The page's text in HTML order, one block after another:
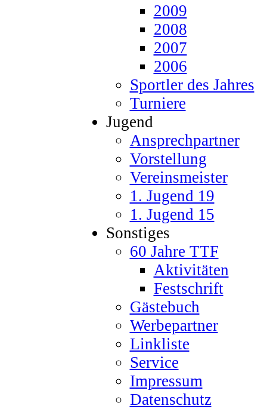
2009
2008
2007
2006
Sportler des Jahres
Turniere
Jugend
Ansprechpartner
Vorstellung
Vereinsmeister
1. Jugend 19
1. Jugend 15
Sonstiges
60 Jahre TTF
Aktivitäten
Festschrift
Gästebuch
Werbepartner
Linkliste
Service
Impressum
Datenschutz